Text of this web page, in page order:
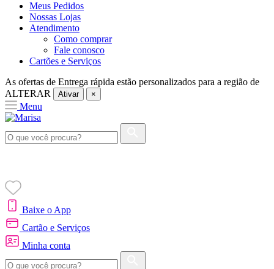
Meus Pedidos
Nossas Lojas
Atendimento
Como comprar
Fale conosco
Cartões e Serviços
As ofertas de Entrega rápida estão personalizados para a região de
ALTERAR
Ativar ×
Menu
Baixe o App
Cartão e Serviços
Minha conta